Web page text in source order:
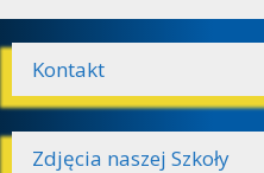
Kontakt
Zdjęcia naszej Szkoły